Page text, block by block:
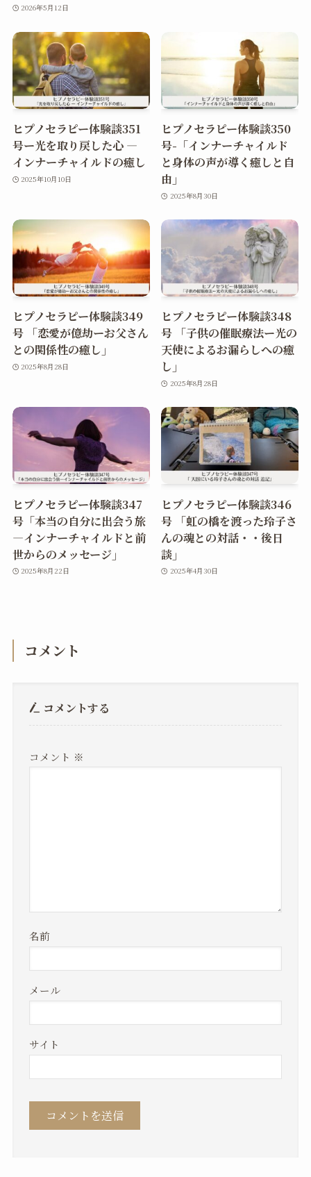
2026年5月12日
ヒプノセラピー体験談351
号ー光を取り戻した心 ―
インナーチャイルドの癒し
2025年10月10日
ヒプノセラピー体験談350
号-「インナーチャイルド
と身体の声が導く癒しと自
由」
2025年8月30日
ヒプノセラピー体験談349
号 「恋愛が億劫ーお父さん
との関係性の癒し」
2025年8月28日
ヒプノセラピー体験談348
号 「子供の催眠療法ー光の
天使によるお漏らしへの癒
し」
2025年8月28日
ヒプノセラピー体験談347
号「本当の自分に出会う旅
―インナーチャイルドと前
世からのメッセージ」
2025年8月22日
ヒプノセラピー体験談346
号 「虹の橋を渡った玲子さ
んの魂との対話・・後日
談」
2025年4月30日
コメント
コメントする
コメント ※
名前
メール
サイト